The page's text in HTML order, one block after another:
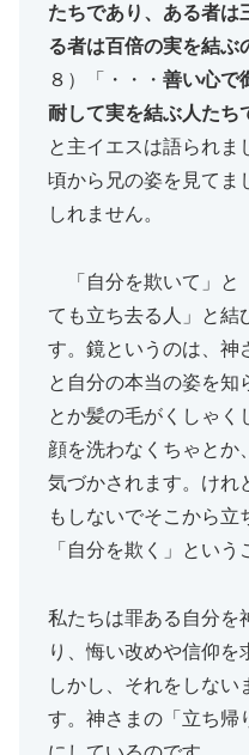
たちであり、ある者は
る者は百倍の実を結ぶ
８）「・・・ 善い心で
耐して実を結ぶ人たち
と主イエスは語られま
頃から兄の姿を見てま
しれません。
「自分を欺いて」と
ても立ち去る人」と結
す。鏡というのは、神
と自分の本当の姿を知
とか髪の毛がくしゃく
顔を洗わなくちゃとか
気づかされます。けれ
もしないでそこから
「自分を欺く」という
私たちは罪ある自分を
り、悔い改めや信仰を
しかし、それをしな
す。神さまの「立ち帰